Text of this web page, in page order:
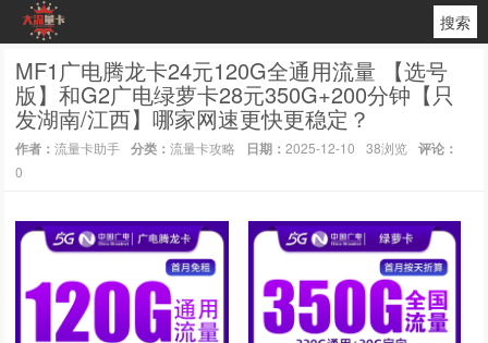
搜索
MF1广电腾龙卡24元120G全通用流量 【选号
版】和G2广电绿萝卡28元350G+200分钟【只
发湖南/江西】哪家网速更快更稳定？
作者：流量卡助手 分类：流量卡攻略 日期：2025-12-10 38浏览 评论：
0